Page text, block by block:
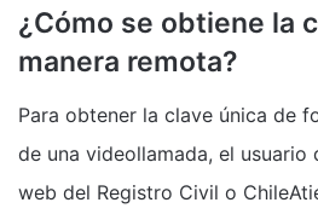
¿Cómo se obtiene la
manera remota?
Para obtener la clave única de
de una videollamada, el usuario
web del Registro Civil o